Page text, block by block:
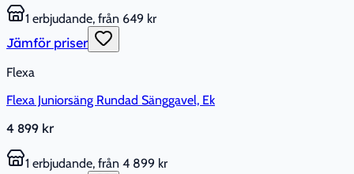
1 erbjudande, från 649 kr
Jämför priser
Flexa
Flexa Juniorsäng Rundad Sänggavel, Ek
4 899 kr
1 erbjudande, från 4 899 kr